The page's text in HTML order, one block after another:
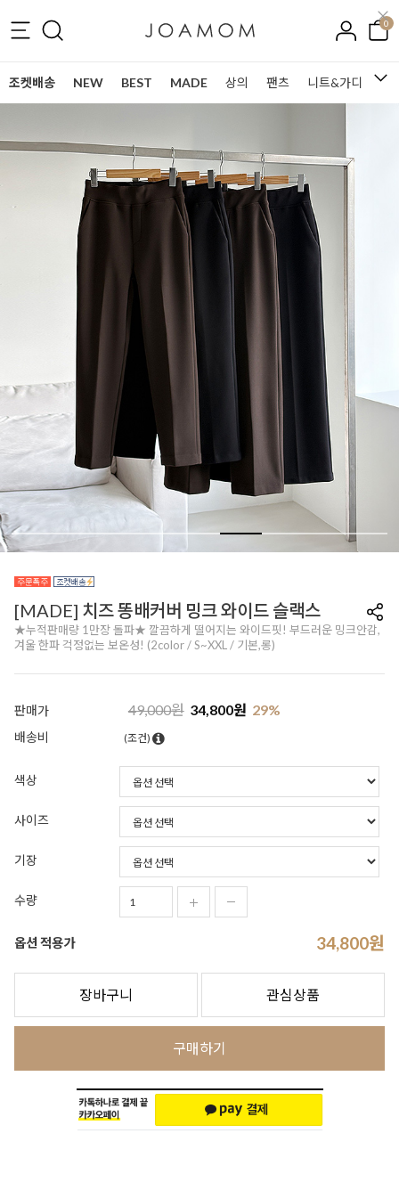
0
조켓배송 NEW BEST MADE 상의 팬츠 니트&가디건
[MADE] 치즈 똥배커버 밍크 와이드 슬랙스
★누적판매량 1만장 돌파★ 깔끔하게 떨어지는 와이드핏! 부드러운 밍크안감,
겨울 한파 걱정없는 보온성! (2color / S~XXL / 기본,롱)
판매가 49,000원 34,800원 29%
배송비 (조건)
색상
사이즈
기장
수량
옵션 적용가 34,800원
장바구니 관심상품
구매하기